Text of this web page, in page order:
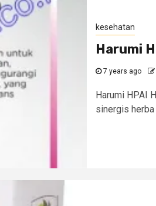
kesehatan
Harumi
7 years ago
Harumi HPAI
sinergis herba